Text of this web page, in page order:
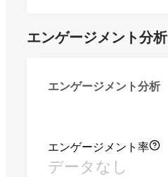
エンゲージメント分析
エンゲージメント分析
エンゲージメント率
データなし